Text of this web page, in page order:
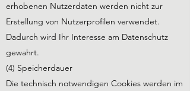
erhobenen Nutzerdaten werden nicht zur
Erstellung von Nutzerprofilen verwendet.
Dadurch wird Ihr Interesse am Datenschutz
gewahrt.
(4) Speicherdauer
Die technisch notwendigen Cookies werden im